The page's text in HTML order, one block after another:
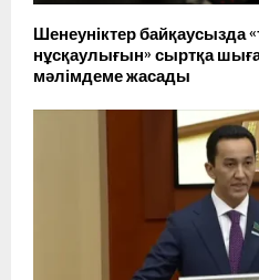
Шенеуніктер байқаусызда
нұсқаулығын» сыртқа
мәлімдеме жасады